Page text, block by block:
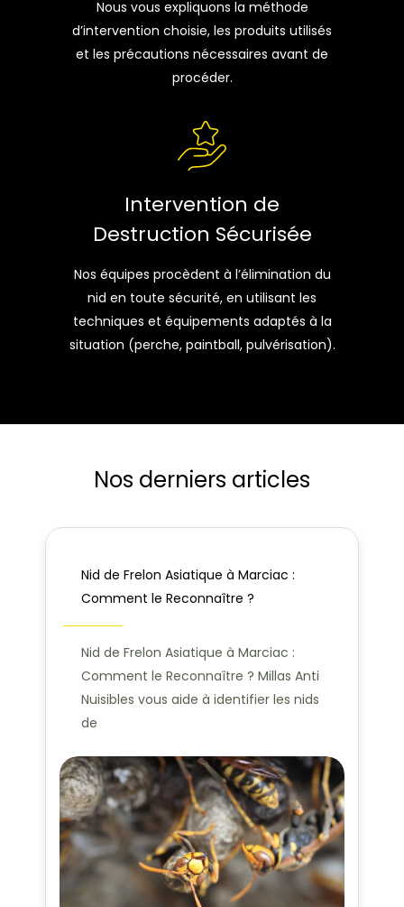
Nous vous expliquons la méthode
d’intervention choisie, les produits utilisés
et les précautions nécessaires avant de
procéder.
Intervention de
Destruction Sécurisée
Nos équipes procèdent à l’élimination du
nid en toute sécurité, en utilisant les
techniques et équipements adaptés à la
situation (perche, paintball, pulvérisation).
Nos derniers articles
Nid de Frelon Asiatique à Marciac :
Comment le Reconnaître ?
Nid de Frelon Asiatique à Marciac :
Comment le Reconnaître ? Millas Anti
Nuisibles vous aide à identifier les nids
de